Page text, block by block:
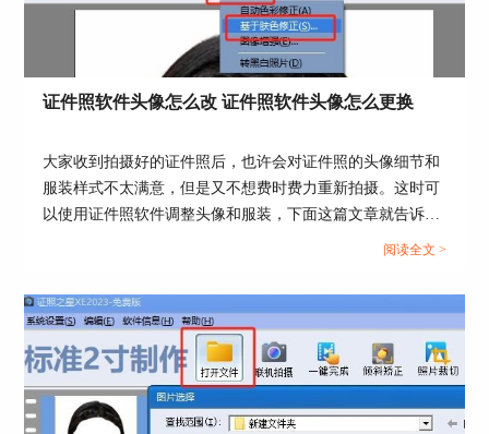
图3：扣除处理
证件照软件头像怎么改 证件照软件头像怎么更换
大家收到拍摄好的证件照后，也许会对证件照的头像细节和
服装样式不太满意，但是又不想费时费力重新拍摄。这时可
以使用证件照软件调整头像和服装，下面这篇文章就告诉大
家证件照软件头像怎么改，证件照软件头像怎么更换。...
阅读全文 >